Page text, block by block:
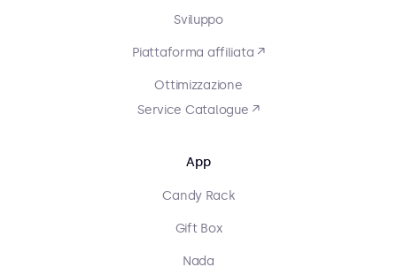
Sviluppo
Piattaforma affiliata ↗
Ottimizzazione
Service Catalogue ↗
App
Candy Rack
Gift Box
Nada